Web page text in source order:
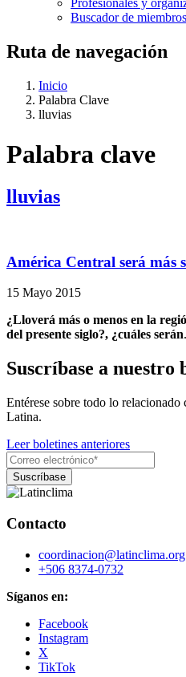
Profesionales y
Buscador de miembros
Ruta de navegación
Inicio
Palabra Clave
lluvias
Palabra clave
lluvias
América Central será más
15 Mayo 2015
¿Lloverá más o menos en la
del presente siglo?, ¿cuáles serán
Suscríbase a nuestro
Entérese sobre todo lo
Latina.
Leer boletines anteriores
Contacto
coordinacion@latinclima.org
+506 8374-0732
Síganos en:
Facebook
Instagram
X
TikTok